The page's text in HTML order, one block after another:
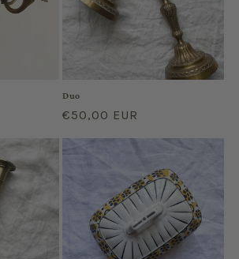
Duo
Regular
€50,00 EUR